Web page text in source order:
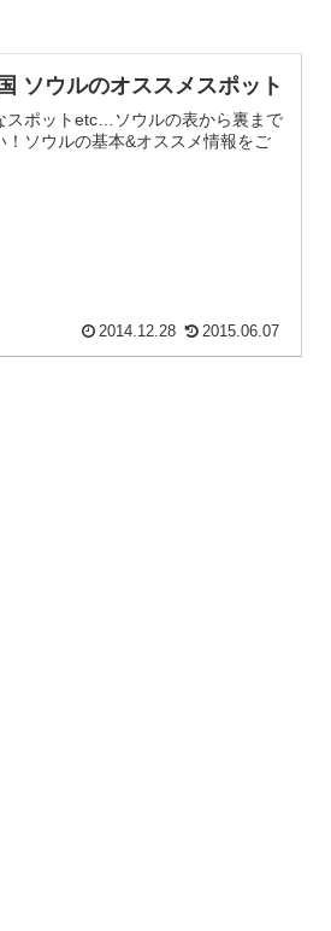
ソウルのオススメスポット
スポットetc…ソウルの表から裏まで
ソウルの基本&オススメ情報をご
2014.12.28 2015.06.07